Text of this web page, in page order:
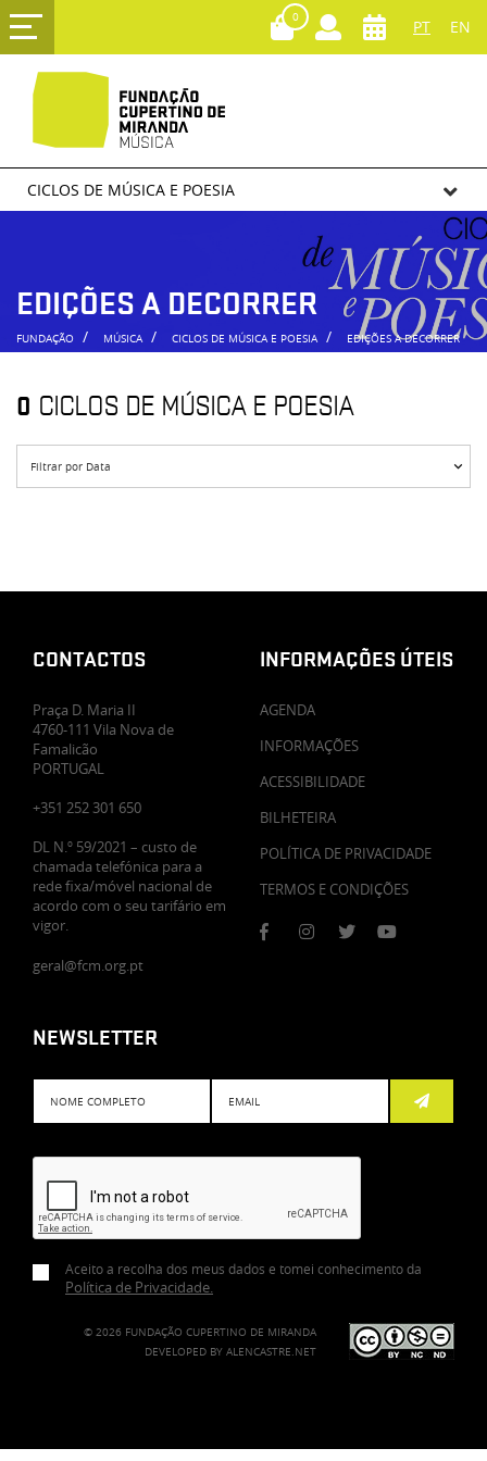
PT EN
0
CICLOS DE MÚSICA E POESIA
EDIÇÕES A DECORRER
FUNDAÇÃO MÚSICA CICLOS DE MÚSICA E POESIA EDIÇÕES A DECORRER
0 CICLOS DE MÚSICA E POESIA
Filtrar por Data
CONTACTOS
Praça D. Maria II
4760-111 Vila Nova de
Famalicão
PORTUGAL
+351 252 301 650
DL N.º 59/2021 – custo de
chamada telefónica para a
rede fixa/móvel nacional de
acordo com o seu tarifário em
vigor.
geral@fcm.org.pt
INFORMAÇÕES ÚTEIS
AGENDA
INFORMAÇÕES
ACESSIBILIDADE
BILHETEIRA
POLÍTICA DE PRIVACIDADE
TERMOS E CONDIÇÕES
NEWSLETTER
Aceito a recolha dos meus dados e tomei conhecimento da
Política de Privacidade.
© 2026 FUNDAÇÃO CUPERTINO DE MIRANDA
DEVELOPED BY ALENCASTRE.NET